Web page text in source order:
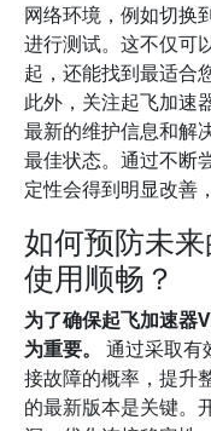
网络环境，例如切换
进行测试。这不仅可
起，还能找到最适合
此外，关注起飞加速
最新的维护信息和解
最佳状态。通过不断
定性会得到明显改善
如何预防未
使用顺畅？
为了确保起飞加速器
为重要。
通过采取有
接故障的概率，提升
的最新版本是关键。